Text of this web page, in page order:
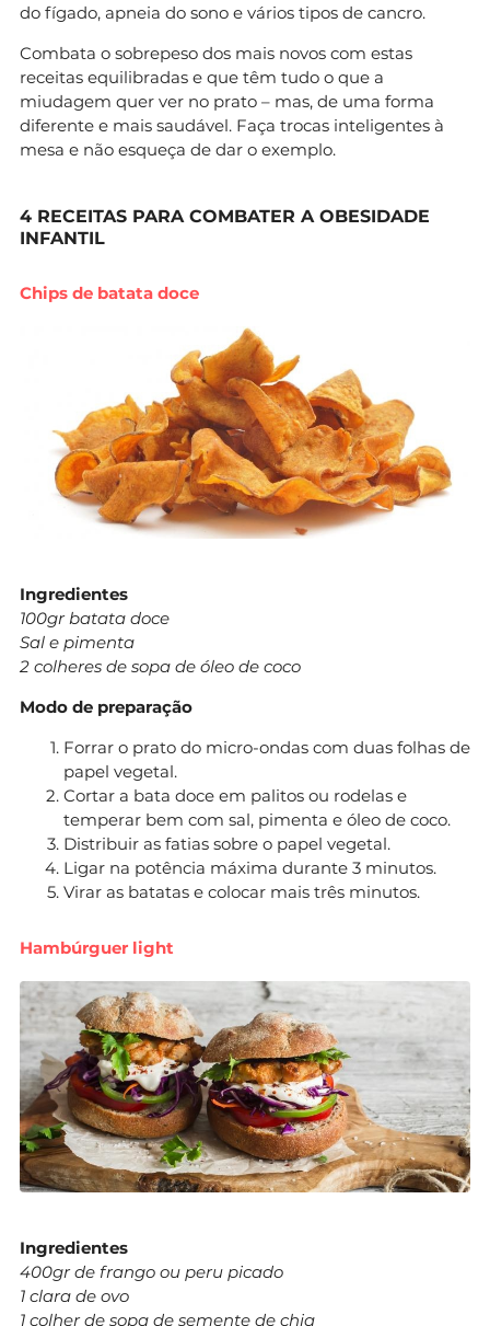
do fígado, apneia do sono e vários tipos de cancro.
Combata o sobrepeso dos mais novos com estas
receitas equilibradas e que têm tudo o que a
miudagem quer ver no prato – mas, de uma forma
diferente e mais saudável. Faça trocas inteligentes à
mesa e não esqueça de dar o exemplo.
4 RECEITAS PARA COMBATER A OBESIDADE
INFANTIL
Chips de batata doce
Ingredientes
100gr batata doce
Sal e pimenta
2 colheres de sopa de óleo de coco
Modo de preparação
Forrar o prato do micro-ondas com duas folhas de
papel vegetal.
Cortar a bata doce em palitos ou rodelas e
temperar bem com sal, pimenta e óleo de coco.
Distribuir as fatias sobre o papel vegetal.
Ligar na potência máxima durante 3 minutos.
Virar as batatas e colocar mais três minutos.
Hambúrguer light
Ingredientes
400gr de frango ou peru picado
1 clara de ovo
1 colher de sopa de semente de chia